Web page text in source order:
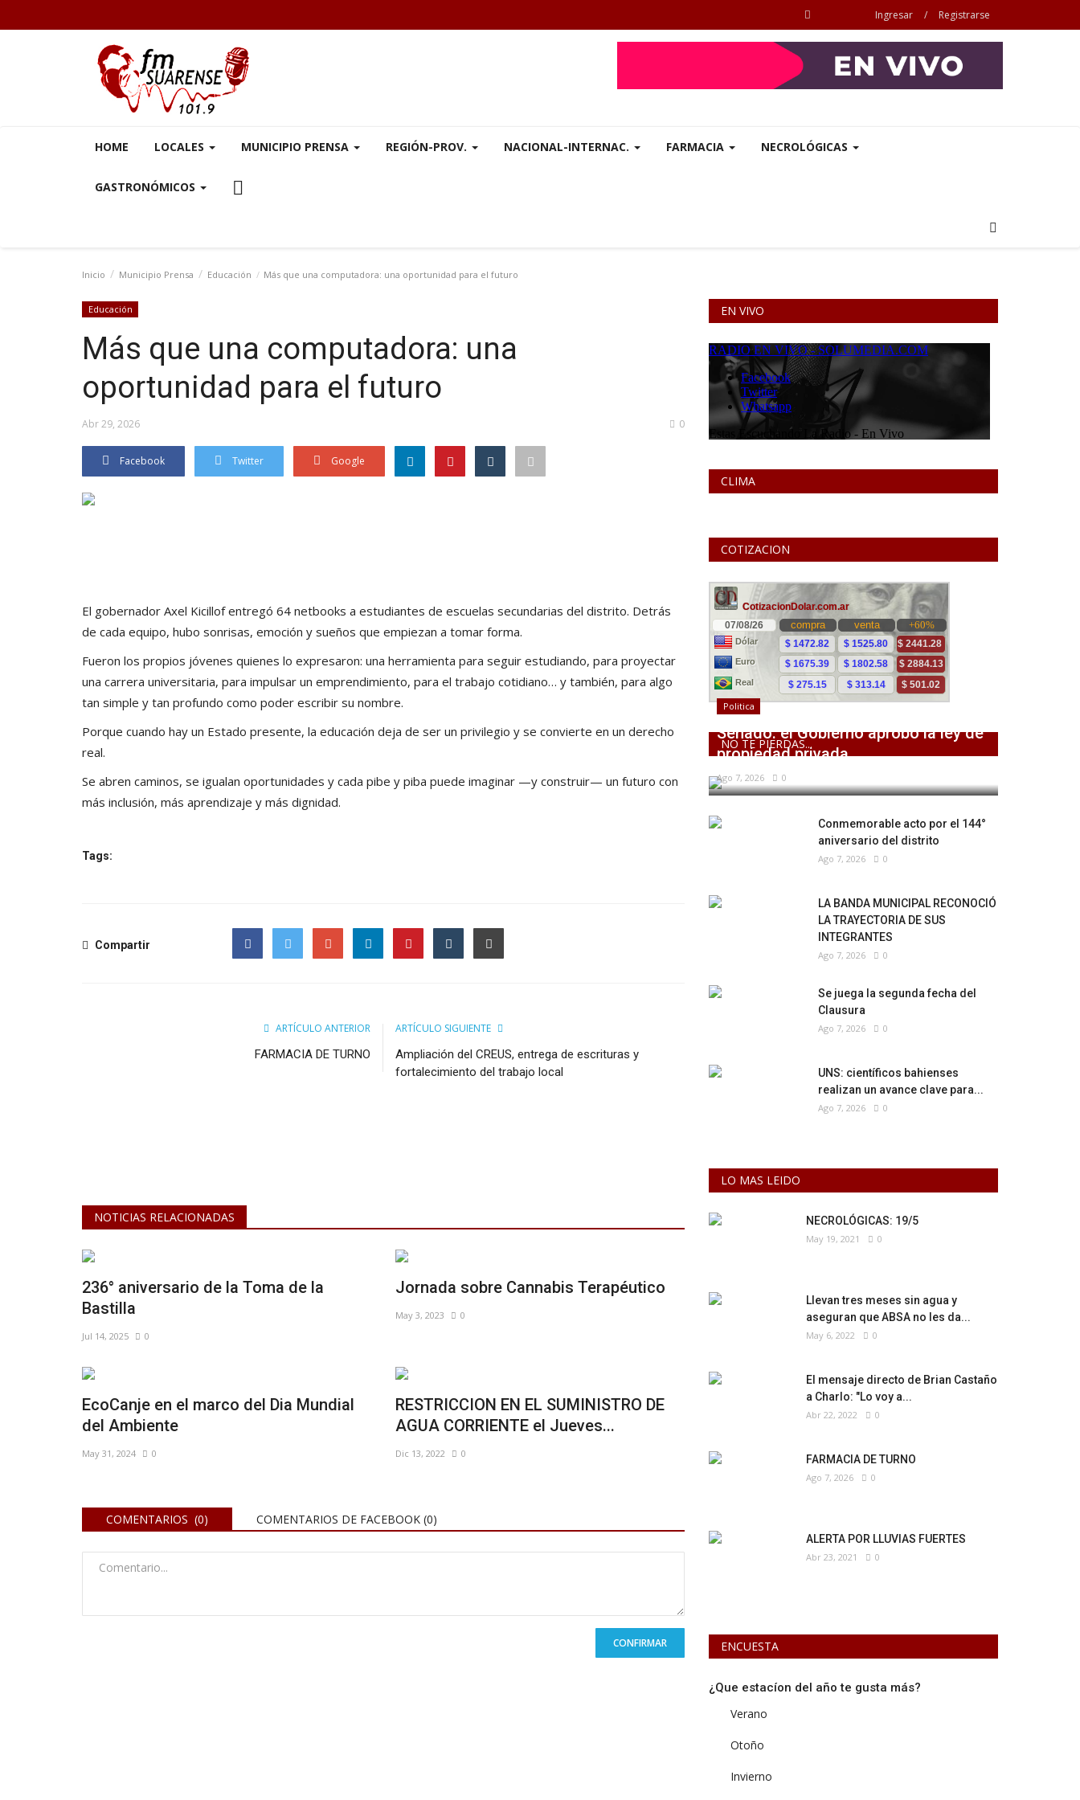
Ingresar / Registrarse
HOME LOCALES MUNICIPIO PRENSA REGIÓN-PROV. NACIONAL-INTERNAC. FARMACIA NECROLÓGICAS
GASTRONÓMICOS
Inicio Municipio Prensa Educación Más que una computadora: una oportunidad para el futuro
Educación
Más que una computadora: una
oportunidad para el futuro
Abr 29, 2026 0
Facebook Twitter Google
El gobernador Axel Kicillof entregó 64 netbooks a estudiantes de escuelas secundarias del distrito. Detrás
de cada equipo, hubo sonrisas, emoción y sueños que empiezan a tomar forma.
Fueron los propios jóvenes quienes lo expresaron: una herramienta para seguir estudiando, para proyectar
una carrera universitaria, para impulsar un emprendimiento, para el trabajo cotidiano… y también, para algo
tan simple y tan profundo como poder escribir su nombre.
Porque cuando hay un Estado presente, la educación deja de ser un privilegio y se convierte en un derecho
real.
Se abren caminos, se igualan oportunidades y cada pibe y piba puede imaginar —y construir— un futuro con
más inclusión, más aprendizaje y más dignidad.
Tags:
Compartir
ARTÍCULO ANTERIOR
FARMACIA DE TURNO
ARTÍCULO SIGUIENTE
Ampliación del CREUS, entrega de escrituras y
fortalecimiento del trabajo local
NOTICIAS RELACIONADAS
236° aniversario de la Toma de la
Bastilla
Jul 14, 2025 0
Jornada sobre Cannabis Terapéutico
May 3, 2023 0
EcoCanje en el marco del Dia Mundial
del Ambiente
May 31, 2024 0
RESTRICCION EN EL SUMINISTRO DE
AGUA CORRIENTE el Jueves...
Dic 13, 2022 0
COMENTARIOS (0) COMENTARIOS DE FACEBOOK (0)
CONFIRMAR
EN VIVO
CLIMA
COTIZACION
NO TE PIERDAS...
Politica
Senado: el Gobierno aprobó la ley de
propiedad privada,...
Ago 7, 2026 0
Conmemorable acto por el 144°
aniversario del distrito
Ago 7, 2026 0
LA BANDA MUNICIPAL RECONOCIÓ
LA TRAYECTORIA DE SUS
INTEGRANTES
Ago 7, 2026 0
Se juega la segunda fecha del
Clausura
Ago 7, 2026 0
UNS: científicos bahienses
realizan un avance clave para...
Ago 7, 2026 0
LO MAS LEIDO
NECROLÓGICAS: 19/5
May 19, 2021 0
Llevan tres meses sin agua y
aseguran que ABSA no les da...
May 6, 2022 0
El mensaje directo de Brian Castaño
a Charlo: "Lo voy a...
Abr 22, 2022 0
FARMACIA DE TURNO
Ago 7, 2026 0
ALERTA POR LLUVIAS FUERTES
Abr 23, 2021 0
ENCUESTA
¿Que estacíon del año te gusta más?
Verano
Otoño
Invierno